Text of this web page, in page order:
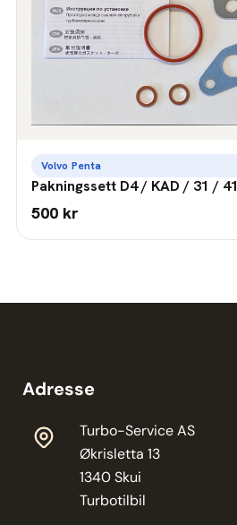
Volvo Penta
Pakningssett D4 / KAD / 31 / 41
500 kr
Adresse
Turbo-Service AS
Økrisletta 13
1340 Skui
Turbotilbil